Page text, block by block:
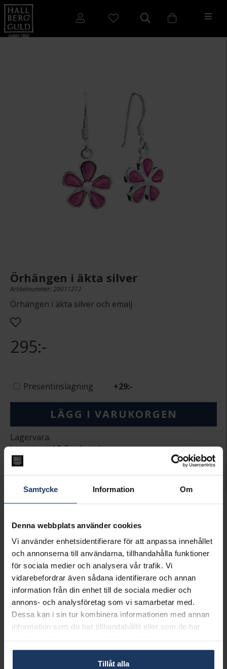
Samtycke Information Om
Denna webbplats använder cookies
Vi använder enhetsidentifierare för att anpassa innehållet
och annonserna till användarna, tillhandahålla funktioner
för sociala medier och analysera vår trafik. Vi
vidarebefordrar även sådana identifierare och annan
information från din enhet till de sociala medier och
annons- och analysföretag som vi samarbetar med.
Dessa kan i sin tur kombinera informationen med annan
information som du har tillhandahållit eller som de har
Tillåt alla
Örhängen i äkta silver
Artikelnummer: 20011272
Örhängen i äkta silver och emalj
295:-
Presentinslagning +29:-
LÄGG I VARUKORGEN
Lagervara.
Leveranstid 2-5 arbetsdagar.
Öppet köp i 30 dagar vid onlineköp.
MATERIAL
Silver
DETALJER
Emalj
Matchande produkter och andra varianter
Halsband i äkta silver
Armband i äkta silver
KIDZ